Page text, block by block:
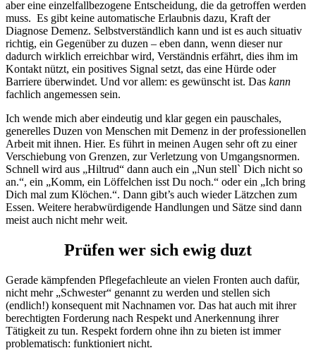
aber eine einzelfallbezogene Entscheidung, die da getroffen werden
muss. Es gibt keine automatische Erlaubnis dazu, Kraft der
Diagnose Demenz. Selbstverständlich kann und ist es auch situativ
richtig, ein Gegenüber zu duzen – eben dann, wenn dieser nur
dadurch wirklich erreichbar wird, Verständnis erfährt, dies ihm im
Kontakt nützt, ein positives Signal setzt, das eine Hürde oder
Barriere überwindet. Und vor allem: es gewünscht ist. Das kann
fachlich angemessen sein.
Ich wende mich aber eindeutig und klar gegen ein pauschales,
generelles Duzen von Menschen mit Demenz in der professionellen
Arbeit mit ihnen. Hier. Es führt in meinen Augen sehr oft zu einer
Verschiebung von Grenzen, zur Verletzung von Umgangsnormen.
Schnell wird aus „Hiltrud“ dann auch ein „Nun stell` Dich nicht so
an.“, ein „Komm, ein Löffelchen isst Du noch.“ oder ein „Ich bring
Dich mal zum Klöchen.“. Dann gibt’s auch wieder Lätzchen zum
Essen. Weitere herabwürdigende Handlungen und Sätze sind dann
meist auch nicht mehr weit.
Prüfen wer sich ewig duzt
Gerade kämpfenden Pflegefachleute an vielen Fronten auch dafür,
nicht mehr „Schwester“ genannt zu werden und stellen sich
(endlich!) konsequent mit Nachnamen vor. Das hat auch mit ihrer
berechtigten Forderung nach Respekt und Anerkennung ihrer
Tätigkeit zu tun. Respekt fordern ohne ihn zu bieten ist immer
problematisch: funktioniert nicht.